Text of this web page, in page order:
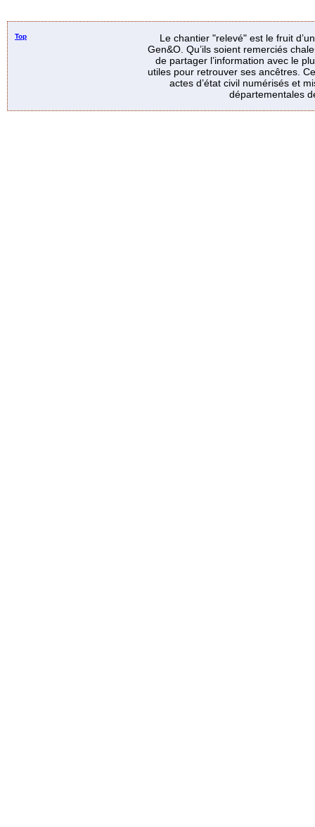
Top
Le chantier "relevé" est le fruit
Gen&O. Qu’ils soient remerciés
de partager l’information avec le
utiles pour retrouver ses ancêtres.
actes d’état civil numérisés et
départementales